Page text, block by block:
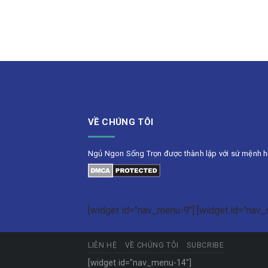
VỀ CHÚNG TÔI
Ngủ Ngon Sống Trọn được thành lập với sứ mệnh
[widget id="nav_menu-9"] [widget
LIÊN HỆ VỀ CHÚNG TÔI SUBCRIBE
[widget id="nav_menu-14"]